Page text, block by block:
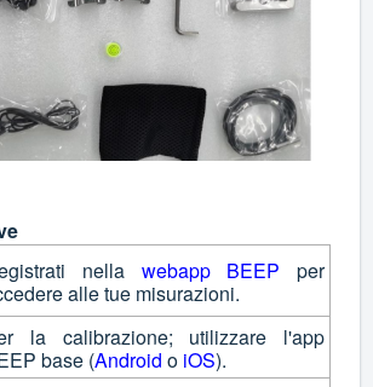
nella webapp BEEP per
alle tue misurazioni.
la calibrazione; utilizzare l'app
base (Android o iOS).